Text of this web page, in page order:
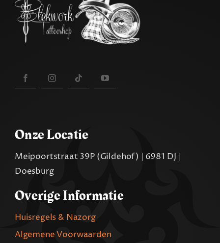
Onze Locatie
Meipoortstraat 39P (Gildehof) | 6981 DJ |
Doesburg
Overige Informatie
Huisregels & Nazorg
Algemene Voorwaarden